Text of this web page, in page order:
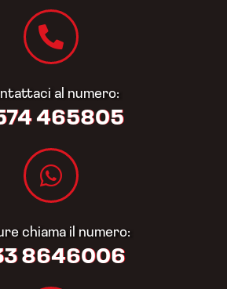
al numero:
465805​
chiama il numero:
8646006